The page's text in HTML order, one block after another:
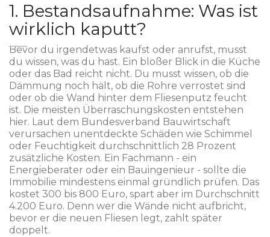
1. Bestandsaufnahme: Was ist
wirklich kaputt?
Bevor du irgendetwas kaufst oder anrufst, musst
du wissen, was du hast. Ein bloßer Blick in die Küche
oder das Bad reicht nicht. Du musst wissen, ob die
Dämmung noch hält, ob die Rohre verrostet sind
oder ob die Wand hinter dem Fliesenputz feucht
ist. Die meisten Überraschungskosten entstehen
hier. Laut dem Bundesverband Bauwirtschaft
verursachen unentdeckte Schäden wie Schimmel
oder Feuchtigkeit durchschnittlich 28 Prozent
zusätzliche Kosten. Ein Fachmann - ein
Energieberater oder ein Bauingenieur - sollte die
Immobilie mindestens einmal gründlich prüfen. Das
kostet 300 bis 800 Euro, spart aber im Durchschnitt
4.200 Euro. Denn wer die Wände nicht aufbricht,
bevor er die neuen Fliesen legt, zahlt später
doppelt.